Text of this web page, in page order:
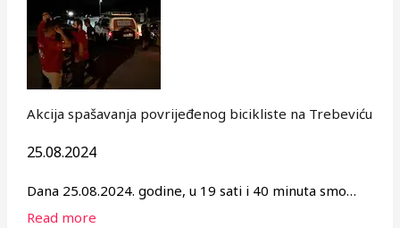
Akcija spašavanja povrijeđenog bicikliste na Trebeviću
25.08.2024
Dana 25.08.2024. godine, u 19 sati i 40 minuta smo…
Read more